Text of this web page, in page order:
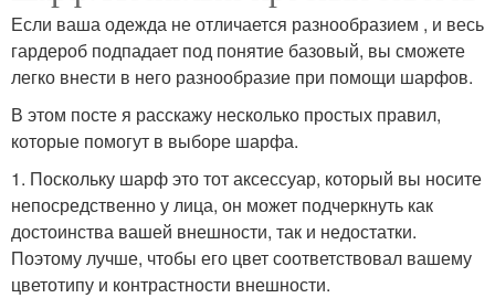
Если ваша одежда не отличается разнообразием , и весь
гардероб подпадает под понятие базовый, вы сможете
легко внести в него разнообразие при помощи шарфов.
В этом посте я расскажу несколько простых правил,
которые помогут в выборе шарфа.
1. Поскольку шарф это тот аксессуар, который вы носите
непосредственно у лица, он может подчеркнуть как
достоинства вашей внешности, так и недостатки.
Поэтому лучше, чтобы его цвет соответствовал вашему
цветотипу и контрастности внешности.